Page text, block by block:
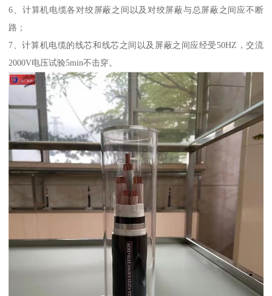
6、计算机电缆各对绞屏蔽之间以及对绞屏蔽与总屏蔽之间应不断
路；
7、计算机电缆的线芯和线芯之间以及屏蔽之间应经受50HZ，交流
2000V电压试验5min不击穿。